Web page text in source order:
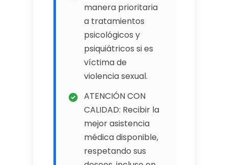
manera prioritaria
a tratamientos
psicológicos y
psiquiátricos si es
víctima de
violencia sexual.
ATENCIÓN CON
CALIDAD: Recibir la
mejor asistencia
médica disponible,
respetando sus